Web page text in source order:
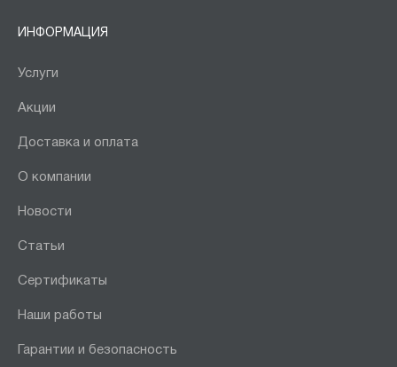
ИНФОРМАЦИЯ
Услуги
Акции
Доставка и оплата
О компании
Новости
Статьи
Сертификаты
Наши работы
Гарантии и безопасность